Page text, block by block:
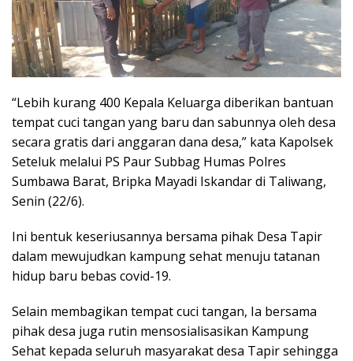
“Lebih kurang 400 Kepala Keluarga diberikan bantuan
tempat cuci tangan yang baru dan sabunnya oleh desa
secara gratis dari anggaran dana desa,” kata Kapolsek
Seteluk melalui PS Paur Subbag Humas Polres
Sumbawa Barat, Bripka Mayadi Iskandar di Taliwang,
Senin (22/6).
Ini bentuk keseriusannya bersama pihak Desa Tapir
dalam mewujudkan kampung sehat menuju tatanan
hidup baru bebas covid-19.
Selain membagikan tempat cuci tangan, Ia bersama
pihak desa juga rutin mensosialisasikan Kampung
Sehat kepada seluruh masyarakat desa Tapir sehingga